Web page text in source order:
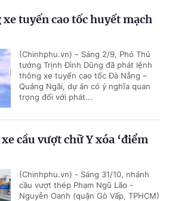
tuyến cao tốc huyết mạch
(Chinhphu.vn) – Sáng 2/9, Phó Thủ
tướng Trịnh Đình Dũng đã phát lệnh
thông xe tuyến cao tốc Đà Nẵng –
Quảng Ngãi, dự án có ý nghĩa quan
trọng đối với phát...
cầu vượt chữ Y xóa ‘điểm
(Chinhphu.vn) - Sáng 31/10, nhánh
cầu vượt thép Phạm Ngũ Lão -
Nguyễn Oanh (quận Gò Vấp, TPHCM)